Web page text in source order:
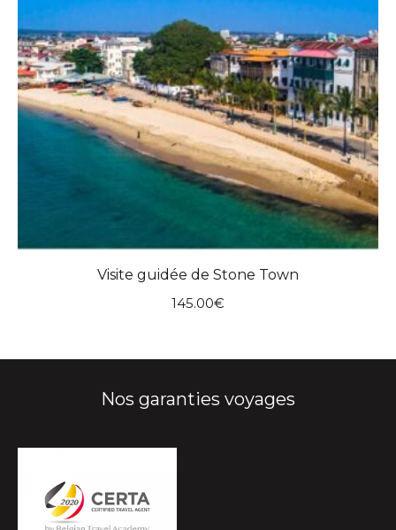
Visite guidée de Stone Town
145.00€
Nos garanties voyages